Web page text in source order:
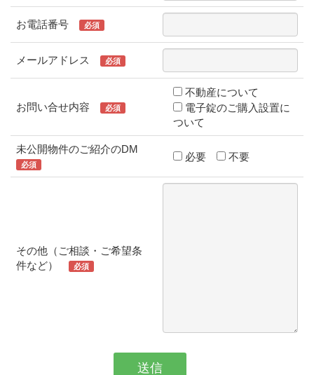
お電話番号 必須
メールアドレス 必須
お問い合せ内容 必須
不動産について
電子錠のご購入設置に
ついて
未公開物件のご紹介のDM
必須
必要 不要
その他（ご相談・ご希望条
件など）
必須